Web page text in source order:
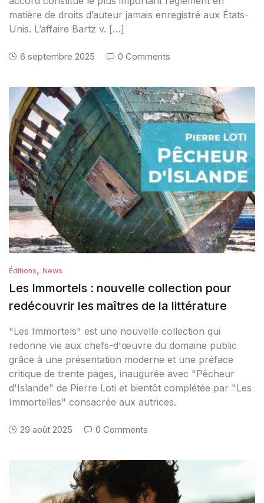
matière de droits d’auteur jamais enregistré aux États-
Unis. L’affaire Bartz v. […]
6 septembre 2025 0 Comments
Éditions, News
Les Immortels : nouvelle collection pour
redécouvrir les maîtres de la littérature
"Les Immortels" est une nouvelle collection qui
redonne vie aux chefs-d'œuvre du domaine public
grâce à une présentation moderne et une préface
critique de trente pages, inaugurée avec "Pêcheur
d'Islande" de Pierre Loti et bientôt complétée par "Les
Immortelles" consacrée aux autrices.
29 août 2025 0 Comments